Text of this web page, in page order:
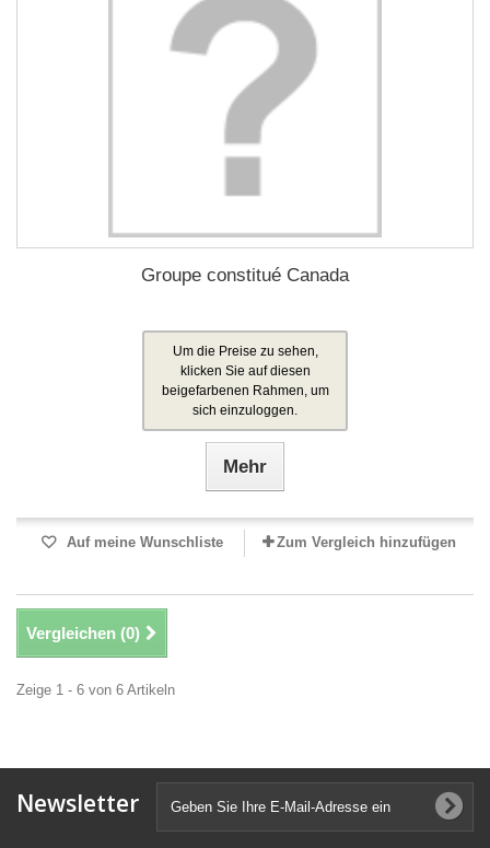
Groupe constitué Canada
Um die Preise zu sehen,
klicken Sie auf diesen
beigefarbenen Rahmen, um
sich einzuloggen.
Mehr
Auf meine Wunschliste Zum Vergleich hinzufügen
Vergleichen (0)
Zeige 1 - 6 von 6 Artikeln
Newsletter